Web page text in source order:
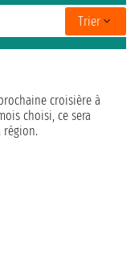
Trier
croisière à
choisi, ce sera
région.